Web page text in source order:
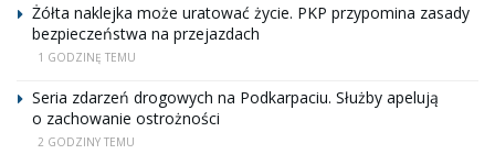
Żółta naklejka może uratować życie. PKP przypomina zasady
bezpieczeństwa na przejazdach
1 GODZINĘ TEMU
Seria zdarzeń drogowych na Podkarpaciu. Służby apelują
o zachowanie ostrożności
2 GODZINY TEMU